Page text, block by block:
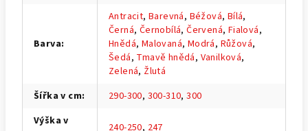
Barva:
Antracit,Barevná, Béžová, Bílá,
Černá, Černobílá,Červená, Fialová,
Hnědá, Malovaná, Modrá, Růžová,
Šedá, Tmavě hnědá, Vanilková,
Zelená, Žlutá
Šířka v cm: 290-300, 300-310,300
Výška v
240-250, 247